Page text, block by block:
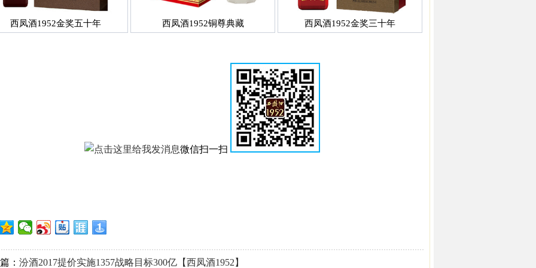
西凤酒1952金奖五十年 西凤酒1952铜尊典藏 西凤酒1952金奖三十年
微信扫一扫
： 汾酒2017提价实施1357战略目标300亿【西凤酒1952】